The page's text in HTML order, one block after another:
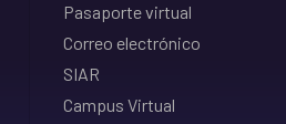
Pasaporte virtual
Correo electrónico
SIAR
Campus Virtual